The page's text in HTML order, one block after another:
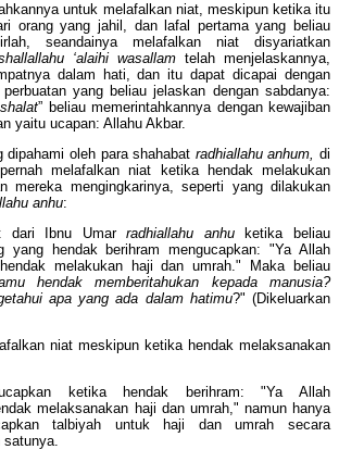
untuk melafalkan niat, meskipun ketika itu
orang yang jahil, dan lafal pertama yang beliau
seandainya melafalkan niat disyariatkan
‘alaihi wasallam telah menjelaskannya,
dalam hati, dan itu dapat dicapai dengan
yang beliau jelaskan dengan sabdanya:
” beliau memerintahkannya dengan kewajiban
yaitu ucapan: Allahu Akbar.
dipahami oleh para shahabat radhiallahu anhum, di
melafalkan niat ketika hendak melakukan
mereka mengingkarinya, seperti yang dilakukan
anhu:
dari Ibnu Umarradhiallahu anhuketika beliau
yang hendak berihram mengucapkan: "Ya Allah
melakukan haji dan umrah." Maka beliau
hendak memberitahukan kepada manusia?
apa yang ada dalam hatimu?" (Dikeluarkan
niat meskipun ketika hendak melaksanakan
ketika hendak berihram: "Ya Allah
melaksanakan haji dan umrah," namun hanya
talbiyah untuk haji dan umrah secara
satunya.